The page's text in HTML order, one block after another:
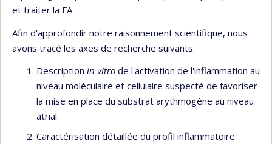
et traiter la FA.
Afin d'approfondir notre raisonnement scientifique, nous
avons tracé les axes de recherche suivants:
Description in vitro de l'activation de l'inflammation au
niveau moléculaire et cellulaire suspecté de favoriser
la mise en place du substrat arythmogène au niveau
atrial.
Caractérisation détaillée du profil inflammatoire